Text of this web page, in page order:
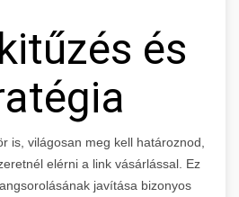
és
is, világosan meg kell határoznod,
elérni a link vásárlással. Ez
javítása bizonyos